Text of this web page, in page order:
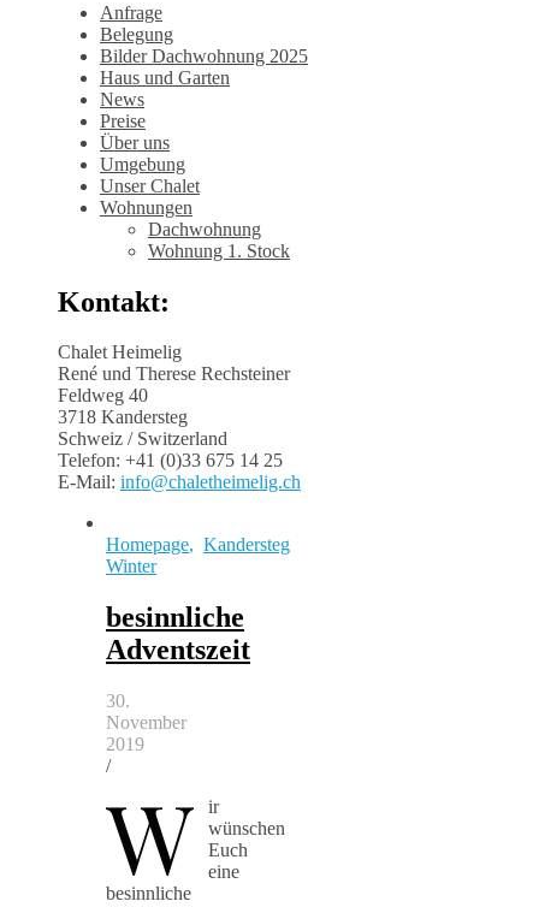
Anfrage
Belegung
Bilder Dachwohnung 2025
Haus und Garten
News
Preise
Über uns
Umgebung
Unser Chalet
Wohnungen
Dachwohnung
Wohnung 1. Stock
Kontakt:
Chalet Heimelig
René und Therese Rechsteiner
Feldweg 40
3718 Kandersteg
Schweiz / Switzerland
Telefon: +41 (0)33 675 14 25
E-Mail: info@chaletheimelig.ch
Homepage, Kandersteg
Winter
besinnliche
Adventszeit
30.
November
2019
/
W
ir
wünschen
Euch
eine
besinnliche